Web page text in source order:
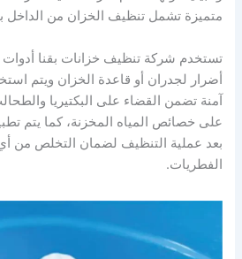
متميزة تشمل تنظيف الخزان من الداخل
تستخدم شركة تنظيف خزانات بقنا
أضرار لجدران أو قاعدة الخزان ويتم
آمنة تضمن القضاء على البكتيريا
على خصائص المياه المخزنة، كما يتم
بعد عملية التنظيف لضمان التخلص من أي
الفطريات.